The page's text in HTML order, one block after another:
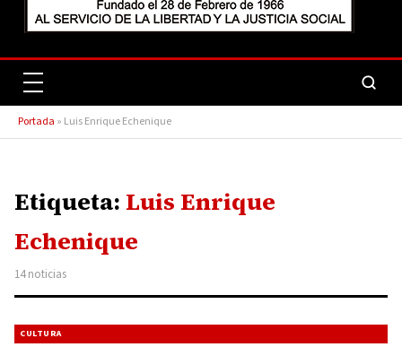
Portada » Luis Enrique Echenique
Etiqueta: Luis Enrique
Echenique
14 noticias
CULTURA